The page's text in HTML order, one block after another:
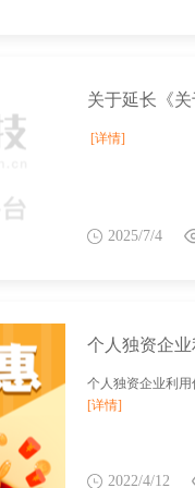
[详情]
2025/7/4
个人独资企
个人独资企业利
[详情]
2022/4/12